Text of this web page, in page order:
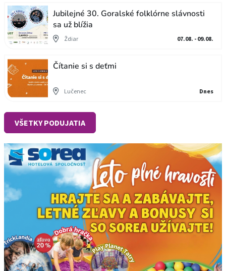
Jubilejné 30. Goralské folklórne slávnosti
sa už blížia
Ždiar 07.08. - 09.08.
Čítanie si s deťmi
Lučenec Dnes
VŠETKY PODUJATIA